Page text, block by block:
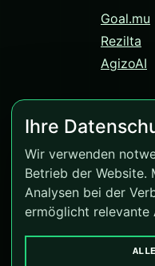
Goal.mu
Rezilta
AgizoAI
Version 4.0.13
BeGambleAware· GamCare
Ihre
Wir verwenden
Betrieb der Website.
Analysen bei der
ermöglicht relevante